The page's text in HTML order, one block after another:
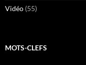
Vidéo (55)
MOTS-CLEFS